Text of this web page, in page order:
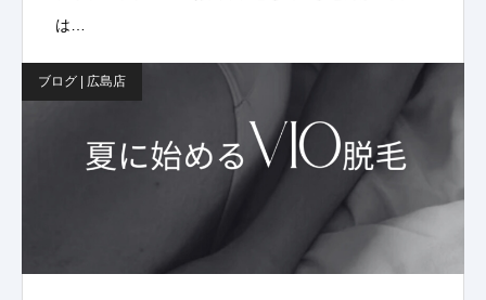
は…
ブログ | 広島店